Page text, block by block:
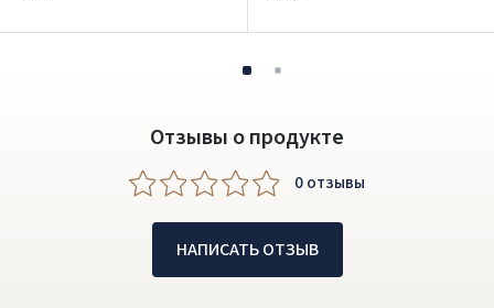
Отзывы о продукте
0 oтзывы
НАПИСАТЬ ОТЗЫВ